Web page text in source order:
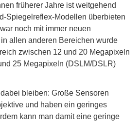
früherer Jahre ist weitgehend
Spiegelreflex-Modellen überbieten
noch mit immer neuen
allen anderen Bereichen wurde
zwischen 12 und 20 Megapixeln
25 Megapixeln (DSLM/DSLR)
bleiben: Große Sensoren
und haben ein geringes
kann man damit eine geringe